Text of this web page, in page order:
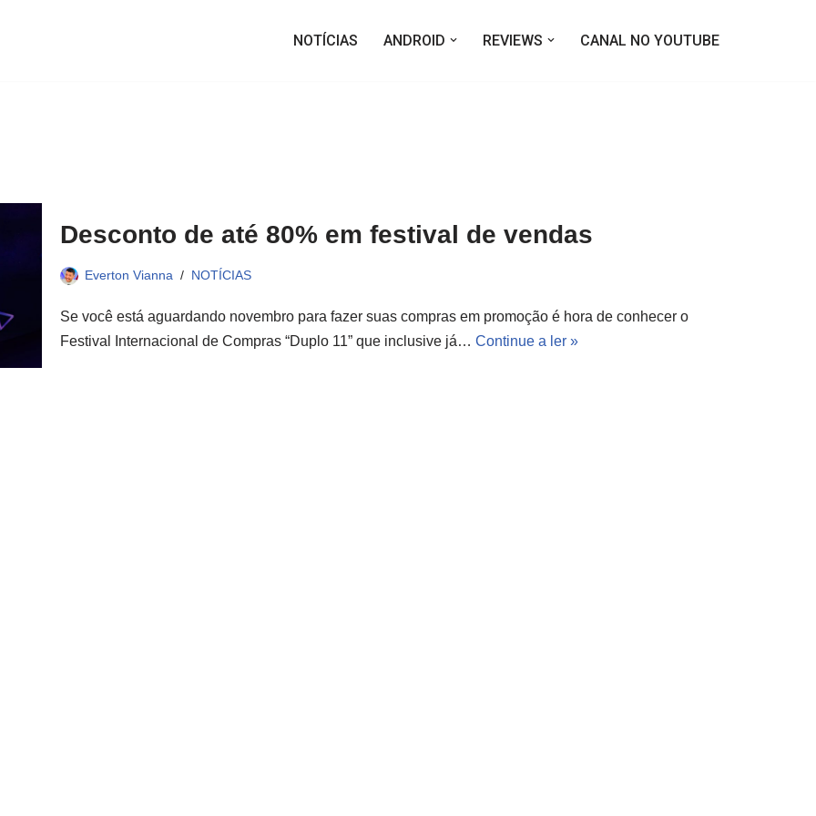
NOTÍCIAS ANDROID REVIEWS CANAL NO YOUTUBE
Desconto de até 80% em festival de vendas
Everton Vianna NOTÍCIAS
Se você está aguardando novembro para fazer suas compras em promoção é hora de conhecer o
Festival Internacional de Compras “Duplo 11” que inclusive já… Continue a ler »